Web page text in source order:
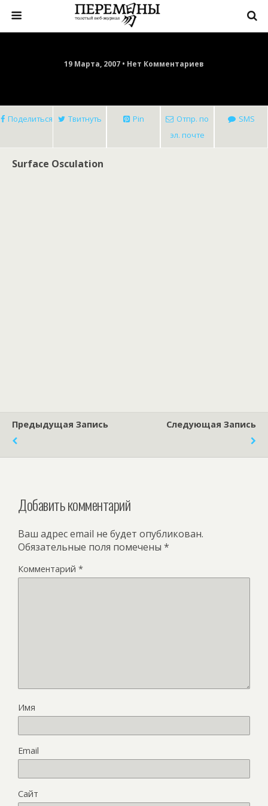
19 Марта, 2007 • Нет Комментариев
Поделиться Твитнуть Pin
Отпр. по
эл. почте
SMS
Surface Osculation
Предыдущая Запись Следующая Запись
Добавить комментарий
Ваш адрес email не будет опубликован.
Обязательные поля помечены *
Комментарий *
Имя
Email
Сайт